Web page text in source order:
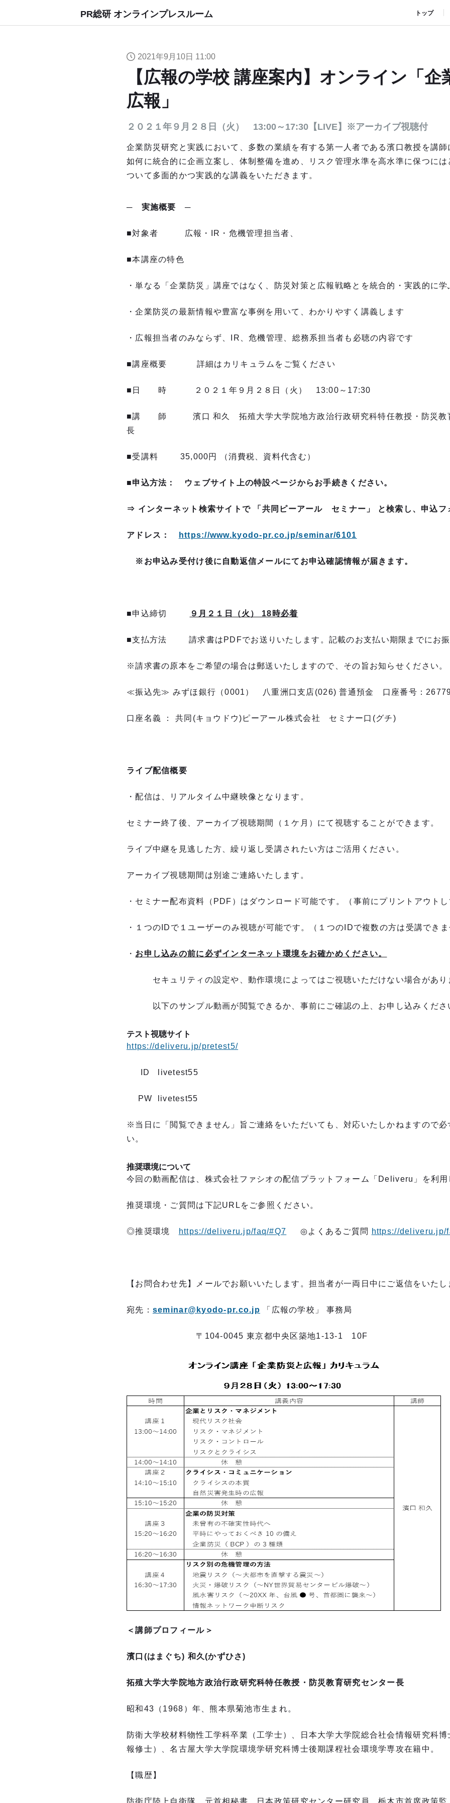
PR総研 オンラインプレスルーム トップ
2021年9月10日 11:00
【広報の学校 講座案内】オンライン「企
広報」
２０２１年９月２８日（火） 13:00～17:30【LIVE】※アーカイブ視聴付
企業防災研究と実践において、多数の業績を有する第一人者である濱口教授を講
如何に統合的に企画立案し、体制整備を進め、リスク管理水準を高水準に保つには
ついて多面的かつ実践的な講義をいただきます。
─ 実施概要 ─
■対象者 広報・IR・危機管理担当者、
■本講座の特色
・単なる「企業防災」講座ではなく、防災対策と広報戦略とを統合的・実践的に
・企業防災の最新情報や豊富な事例を用いて、わかりやすく講義します
・広報担当者のみならず、IR、危機管理、総務系担当者も必聴の内容です
■講座概要 詳細はカリキュラムをご覧ください
■日 時 ２０２１年９月２８日（火） 13:00～17:30
■講 師 濱口 和久 拓殖大学大学院地方政治行政研究科特任教授・防災教
長
■受講料 35,000円 （消費税、資料代含む）
■申込方法 ： ウェブサイト上の特設ページからお手続きください。
⇒ インターネット検索サイトで 「共同ピーアール セミナー」 と検索し、申込
アドレス： https://www.kyodo-pr.co.jp/seminar/6101
※お申込み受付け後に自動返信メールにてお申込確認情報が届きます。
■申込締切 ９月２１日（火） 18時必着
■支払方法 請求書はPDFでお送りいたします。記載のお支払い期限までにお振
※請求書の原本をご希望の場合は郵送いたしますので、その旨お知らせください。
≪振込先≫ みずほ銀行（0001） 八重洲口支店(026) 普通預金 口座番号：
口座名義 ： 共同(キョウドウ)ピーアール株式会社 セミナー口(グチ)
ライブ配信概要
・配信は、リアルタイム中継映像となります。
セミナー終了後、アーカイブ視聴期間（１ケ月）にて視聴することができます。
ライブ中継を見逃した方、繰り返し受講されたい方はご活用ください。
アーカイブ視聴期間は別途ご連絡いたします。
・セミナー配布資料（PDF）はダウンロード可能です。（事前にプリントアウトし
・１つのIDで１ユーザーのみ視聴が可能です。（１つのIDで複数の方は受講できま
・ お申し込みの前に必ずインターネット環境をお確かめください。
セキュリティの設定や、動作環境によってはご視聴いただけない場合があり
以下のサンプル動画が閲覧できるか、事前にご確認の上、お申し込みくださ
テスト視聴サイト
https://deliveru.jp/pretest5/
ID livetest55
PW livetest55
※当日に「閲覧できません」旨ご連絡をいただいても、対応いたしかねますので必
い。
推奨環境について
今回の動画配信は、株式会社ファシオの配信プラットフォーム「Deliveru」を利用
推奨環境・ご質問は下記URLをご参照ください。
◎推奨環境 https://deliveru.jp/faq/#Q7 ◎よくあるご質問 https://deliveru.jp/
【お問合わせ先】メールでお願いいたします。担当者が一両日中にご返信をいたし
宛先： seminar@kyodo-pr.co.jp 「広報の学校」 事務局
〒104-0045 東京都中央区築地1-13-1 10F
＜講師プロフィール＞
濱口(はまぐち) 和久(かずひさ)
拓殖大学大学院地方政治行政研究科特任教授・防災教育研究センター長
昭和43（1968）年、熊本県菊池市生まれ。
防衛大学校材料物性工学科卒業（工学士）、日本大学大学院総合社会情報研究科
報修士）、名古屋大学大学院環境学研究科博士後期課程社会環境学専攻在籍中。
【職歴】
防衛庁陸上自衛隊、元首相秘書、日本政策研究センター研究員、栃木市首席政策